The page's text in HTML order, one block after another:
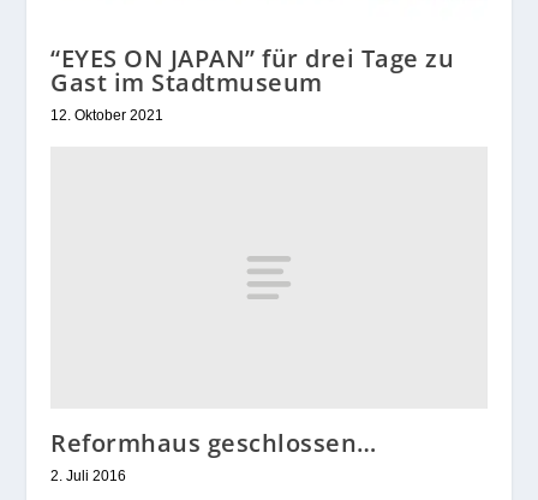
“EYES ON JAPAN” für drei Tage zu
Gast im Stadtmuseum
12. Oktober 2021
Reformhaus geschlossen…
2. Juli 2016